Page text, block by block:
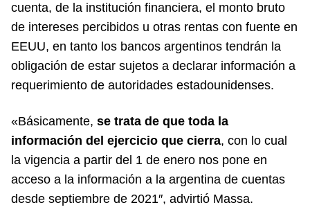
cuenta, de la institución financiera, el monto bruto
de intereses percibidos u otras rentas con fuente en
EEUU, en tanto los bancos argentinos tendrán la
obligación de estar sujetos a declarar información a
requerimiento de autoridades estadounidenses.
«Básicamente, se trata de que toda la
información del ejercicio que cierra, con lo cual
la vigencia a partir del 1 de enero nos pone en
acceso a la información a la argentina de cuentas
desde septiembre de 2021″, advirtió Massa.